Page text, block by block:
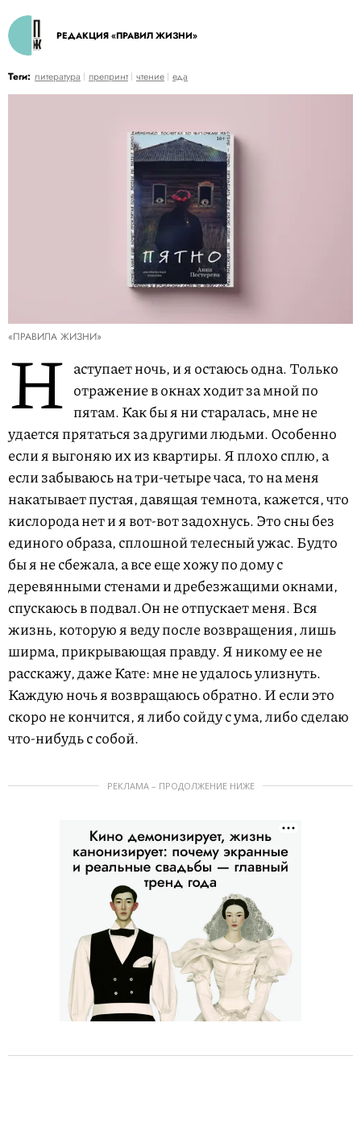
РЕДАКЦИЯ «ПРАВИЛ ЖИЗНИ»
Теги: литература препринт чтение еда
«ПРАВИЛА ЖИЗНИ»
Н аступает ночь, и я остаюсь одна. Только
отражение в окнах ходит за мной по
пятам. Как бы я ни старалась, мне не
удается прятаться за другими людьми. Особенно
если я выгоняю их из квартиры. Я плохо сплю, а
если забываюсь на три-четыре часа, то на меня
накатывает пустая, давящая темнота, кажется, что
кислорода нет и я вот-вот задохнусь. Это сны без
единого образа, сплошной телесный ужас. Будто
бы я не сбежала, а все еще хожу по дому с
деревянными стенами и дребезжащими окнами,
спускаюсь в подвал.Он не отпускает меня. Вся
жизнь, которую я веду после возвращения, лишь
ширма, прикрывающая правду. Я никому ее не
расскажу, даже Кате: мне не удалось улизнуть.
Каждую ночь я возвращаюсь обратно. И если это
скоро не кончится, я либо сойду с ума, либо сделаю
что-нибудь с собой.
РЕКЛАМА – ПРОДОЛЖЕНИЕ НИЖЕ